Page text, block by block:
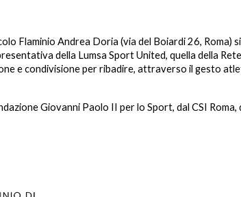
Flaminio Andrea Doria (via del Boiardi 26, Roma)
della Lumsa Sport United, quella della
e condivisione per ribadire, attraverso il gesto
Giovanni Paolo II per lo Sport, dal CSI Roma,